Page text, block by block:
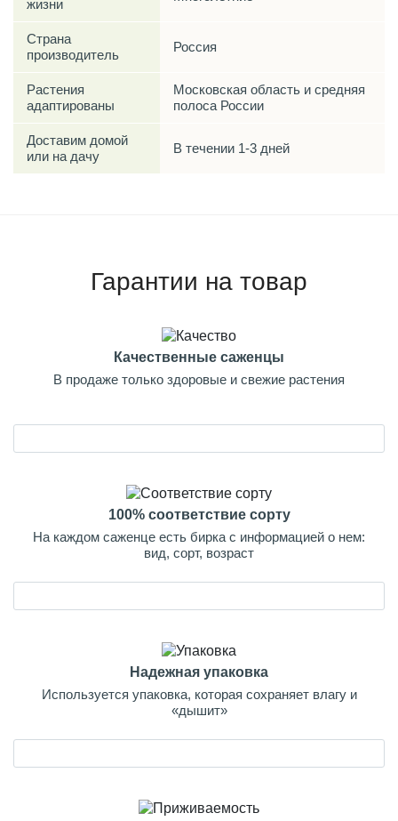
жизни
Страна
производитель
Россия
Растения
адаптированы
Московская область и средняя
полоса России
Доставим домой
или на дачу
В течении 1-3 дней
Гарантии на товар
Качественные саженцы
В продаже только здоровые и свежие растения
100% соответствие сорту
На каждом саженце есть бирка с информацией о нем:
вид, сорт, возраст
Надежная упаковка
Используется упаковка, которая сохраняет влагу и
«дышит»